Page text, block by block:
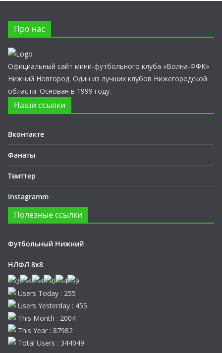
Про нас
Официальный сайт мини-футбольного клуба «Волна-ФФК»
Нижний Новгород. Один из лучших клубов Нижегородской
области. Основан в 1999 году.
Наши ссылки
Вконтакте
Фанаты
Твиттер
Instagramm
Полезные ссылки
Футбольный Нижний
НЛФЛ 8х8
Users Today : 255
Users Yesterday : 455
This Month : 2004
This Year : 87982
Total Users : 344049